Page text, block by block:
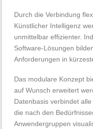
Durch die Verbindung
Künstlicher Intelligenz
unmittelbar effizienter.
Software-Lösungen
Anforderungen in
Das modulare Konzept
auf Wunsch erweitert
Datenbasis verbindet
die nach den
Anwendergruppen